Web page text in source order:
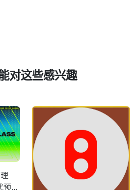
对这些感兴趣
研